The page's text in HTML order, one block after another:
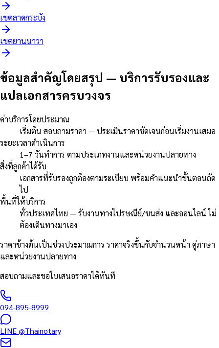
เขตลาดกระบัง
เขตยานนาวา
ข้อมูลสำคัญโดยสรุป — บริการรับรองและ
แปลเอกสารครบวงจร
ค่าบริการโดยประมาณ
เริ่มต้น สอบถามราคา — ประเมินราคาชัดเจนก่อนเริ่มงานเสมอ
ระยะเวลาดำเนินการ
1–7 วันทำการ ตามประเภทงานและหน่วยงานปลายทาง
สิ่งที่ลูกค้าได้รับ
เอกสารที่รับรองถูกต้องตามระเบียบ พร้อมคำแนะนำขั้นตอนถัด
ไป
พื้นที่ให้บริการ
ทั่วประเทศไทย — รับงานทางไปรษณีย์/ขนส่ง และออนไลน์ ไม่
ต้องเดินทางมาเอง
ราคาข้างต้นเป็นช่วงประมาณการ ราคาจริงขึ้นกับจำนวนหน้า คู่ภาษา
และหน่วยงานปลายทาง
สอบถามและขอใบเสนอราคาได้ทันที
094-895-8999
LINE@Thainotary